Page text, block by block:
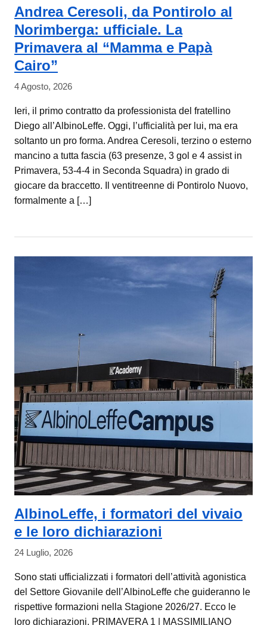
Andrea Ceresoli, da Pontirolo al
Norimberga: ufficiale. La
Primavera al “Mamma e Papà
Cairo”
4 Agosto, 2026
Ieri, il primo contratto da professionista del fratellino
Diego all’AlbinoLeffe. Oggi, l’ufficialità per lui, ma era
soltanto un pro forma. Andrea Ceresoli, terzino o esterno
mancino a tutta fascia (63 presenze, 3 gol e 4 assist in
Primavera, 53-4-4 in Seconda Squadra) in grado di
giocare da braccetto. Il ventitreenne di Pontirolo Nuovo,
formalmente a […]
AlbinoLeffe, i formatori del vivaio
e le loro dichiarazioni
24 Luglio, 2026
Sono stati ufficializzati i formatori dell’attività agonistica
del Settore Giovanile dell’AlbinoLeffe che guideranno le
rispettive formazioni nella Stagione 2026/27. Ecco le
loro dichiarazioni. PRIMAVERA 1 | MASSIMILIANO